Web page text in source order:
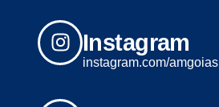
Instagram
instagram.com/amgoias